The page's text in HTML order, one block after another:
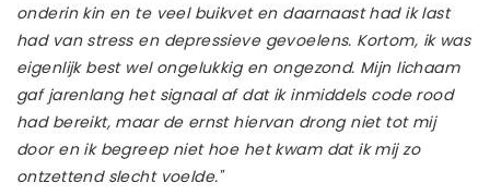
onderin kin en te veel buikvet en daarnaast had ik last
had van stress en depressieve gevoelens. Kortom, ik was
eigenlijk best wel ongelukkig en ongezond. Mijn lichaam
gaf jarenlang het signaal af dat ik inmiddels code rood
had bereikt, maar de ernst hiervan drong niet tot mij
door en ik begreep niet hoe het kwam dat ik mij zo
ontzettend slecht voelde."